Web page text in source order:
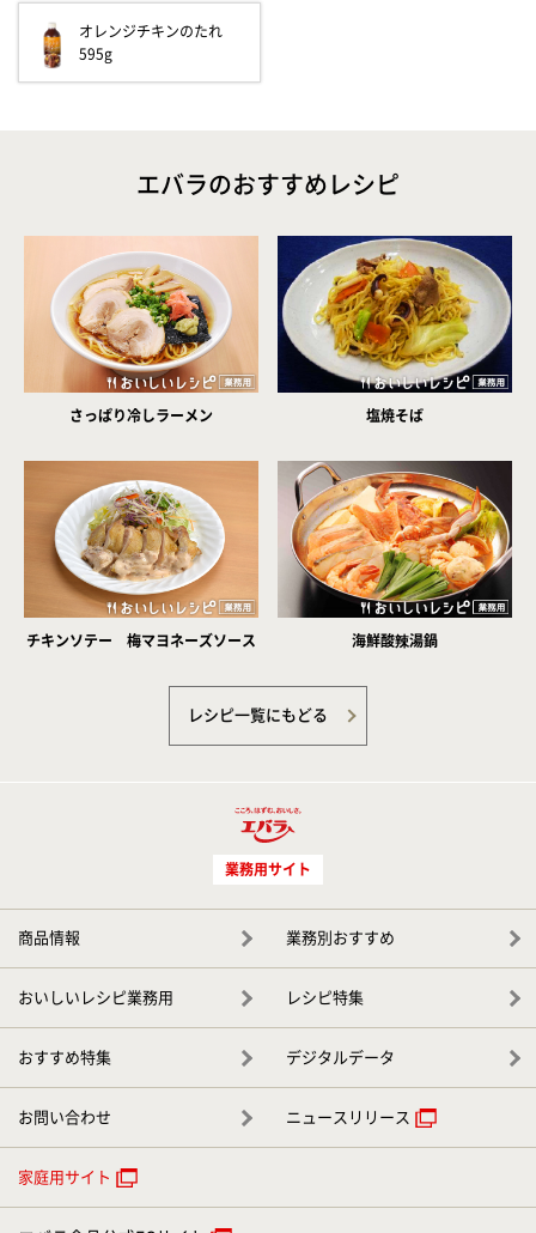
オレンジチキンのたれ
595g
エバラのおすすめレシピ
さっぱり冷しラーメン 塩焼そば
チキンソテー 梅マヨネーズソース 海鮮酸辣湯鍋
レシピ一覧にもどる
業務用サイト
商品情報 業務別おすすめ
おいしいレシピ業務用 レシピ特集
おすすめ特集 デジタルデータ
お問い合わせ ニュースリリース
家庭用サイト